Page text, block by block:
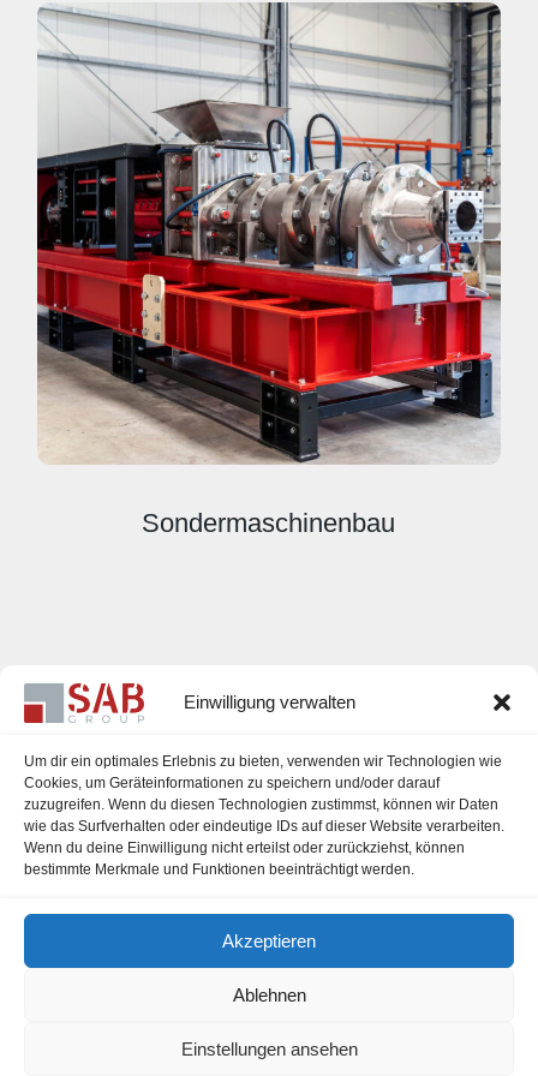
Einwilligung verwalten
Um dir ein optimales Erlebnis zu bieten, verwenden wir Technologien wie
Cookies, um Geräteinformationen zu speichern und/oder darauf
zuzugreifen. Wenn du diesen Technologien zustimmst, können wir Daten
wie das Surfverhalten oder eindeutige IDs auf dieser Website verarbeiten.
Wenn du deine Einwilligung nicht erteilst oder zurückziehst, können
bestimmte Merkmale und Funktionen beeinträchtigt werden.
Akzeptieren
Ablehnen
Einstellungen ansehen
Sondermaschinenbau
Karriere
Impressum
Datenschutzerklärung
Cookie-Richtlinie (EU)
office@sab-group.com